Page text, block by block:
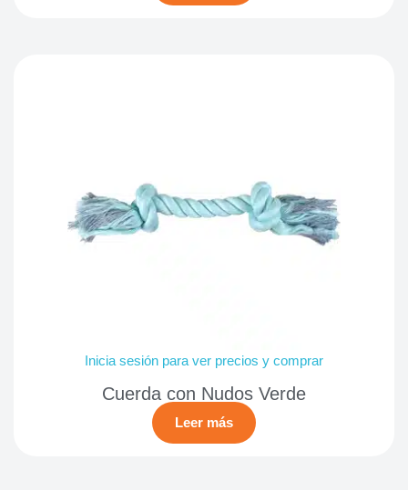
Inicia sesión para ver precios y comprar
Cuerda con Nudos Verde
Leer más